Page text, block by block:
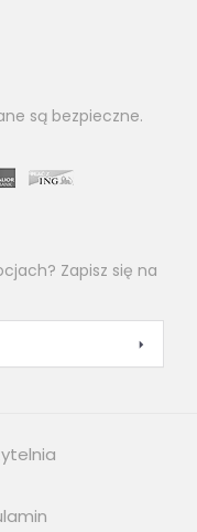
są bezpieczne.
Zapisz się na